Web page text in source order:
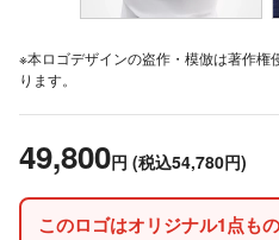
※本ロゴデザインの盗作・模倣は著作権
ります。
49,800円 (税込54,780円)
このロゴはオリジナル1点もの